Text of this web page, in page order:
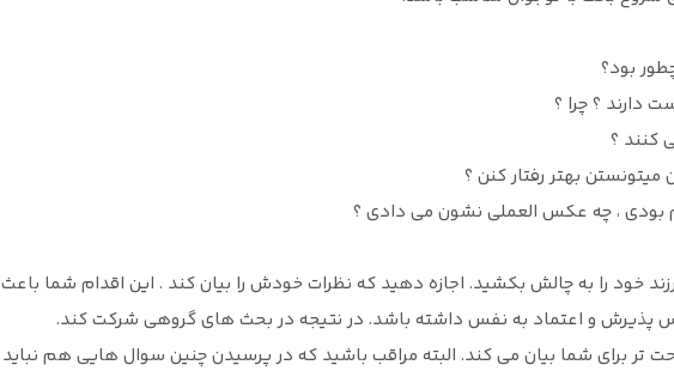
بود؟
دارند ؟ چرا ؟
کنند ؟
بهتر رفتار کنن ؟
بودی ، چه عکس العملی نشون می دادی ؟
خود را به چالش بکشید. اجازه دهید که نظرات خودش را بیان کند . این اقدام شما باعث
پذیرش و اعتماد به نفس داشته باشد. در نتیجه در بحث های گروهی شرکت کند.
تر برای شما بیان می کند. البته مراقب باشید که در پرسیدن چنین سوال هایی هم نباید